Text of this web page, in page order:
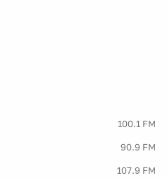
100.1 FM
90.9 FM
107.9 FM